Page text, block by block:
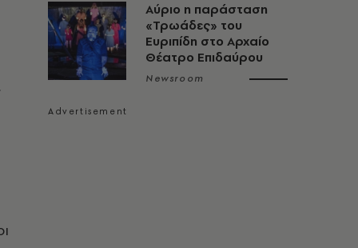
Αύριο η παράσταση
«Τρωάδες» του
Ευριπίδη στο Αρχαίο
Θέατρο Επιδαύρου
Newsroom